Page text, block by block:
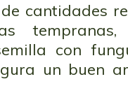
cantidades
con
un buen